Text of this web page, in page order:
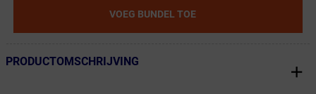
VOEG BUNDEL TOE
← Terug naar productnavigatie
PRODUCTOMSCHRIJVING